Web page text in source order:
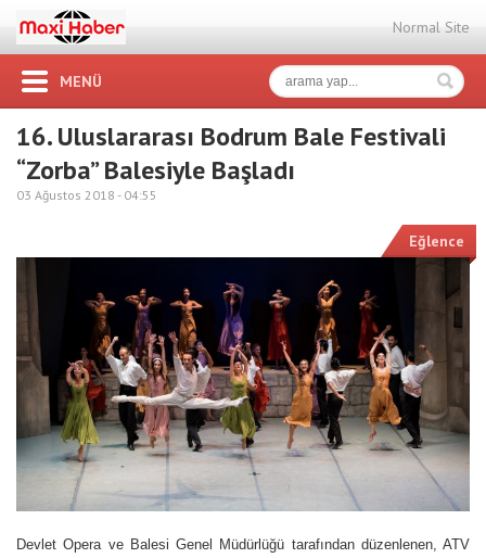
Normal Site
MENÜ
16. Uluslararası Bodrum Bale Festivali
“Zorba” Balesiyle Başladı
03 Ağustos 2018 - 04:55
Eğlence
Devlet Opera ve Balesi Genel Müdürlüğü tarafından düzenlenen, ATV